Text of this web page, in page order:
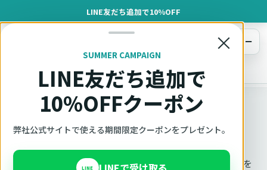
LINE友だち追加で10%OFF
×
SUMMER CAMPAIGN
LINE友だち追加で
10%OFFクーポン
弊社公式サイトで使える期間限定クーポンをプレゼント。
LINE
オットキャスト
メニュー
車種適合確認
車種適合確認
車種と年式で適合確認
Ottocast（オットキャスト）の対応製品、条件、注意事項を